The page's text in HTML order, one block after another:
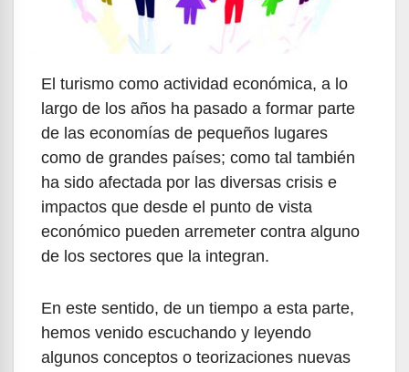
El turismo como actividad económica, a lo
largo de los años ha pasado a formar parte
de las economías de pequeños lugares
como de grandes países; como tal también
ha sido afectada por las diversas crisis e
impactos que desde el punto de vista
económico pueden arremeter contra alguno
de los sectores que la integran.
En este sentido, de un tiempo a esta parte,
hemos venido escuchando y leyendo
algunos conceptos o teorizaciones nuevas